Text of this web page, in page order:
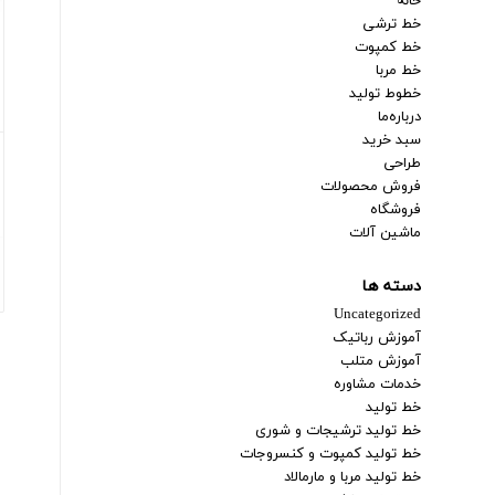
خط ترشی
خط کمپوت
خط مربا
خطوط تولید
درباره‌ما
سبد خرید
طراحی
فروش محصولات
فروشگاه
ماشین آلات
دسته ها
Uncategorized
آموزش رباتیک
آموزش متلب
خدمات مشاوره
خط تولید
خط تولید ترشیجات و شوری
خط تولید کمپوت و کنسروجات
خط تولید مربا و مارمالاد